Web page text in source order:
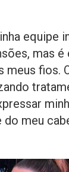
equipe
mas é
meus fios.
meu